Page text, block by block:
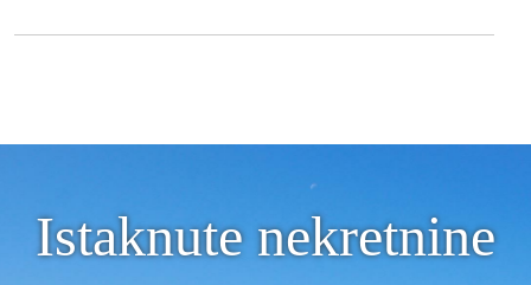
Istaknute nekretnine